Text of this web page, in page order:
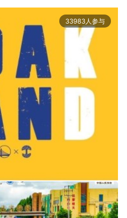
33983人参与
2019-06-14 01:03